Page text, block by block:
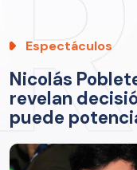
Espectáculos
Nicolás
revelan
puede